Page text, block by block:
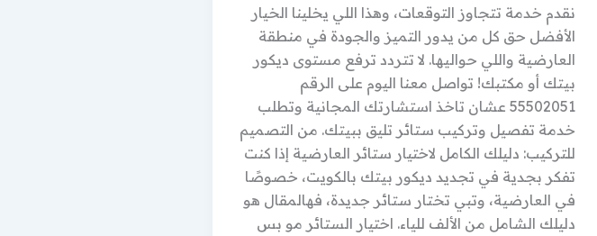
نقدم خدمة تتجاوز التوقعات، وهذا اللي يخلينا الخيار
الأفضل حق كل من يدور التميز والجودة في منطقة
العارضية واللي حواليها. لا تتردد ترفع مستوى ديكور
بيتك أو مكتبك! تواصل معنا اليوم على الرقم
55502051 عشان تاخذ استشارتك المجانية وتطلب
خدمة تفصيل وتركيب ستائر تليق ببيتك. من التصميم
للتركيب: دليلك الكامل لاختيار ستائر العارضية إذا كنت
تفكر بجدية في تجديد ديكور بيتك بالكويت، خصوصًا
في العارضية، وتبي تختار ستائر جديدة، فهالمقال هو
دليلك الشامل من الألف للياء. اختيار الستائر مو بس